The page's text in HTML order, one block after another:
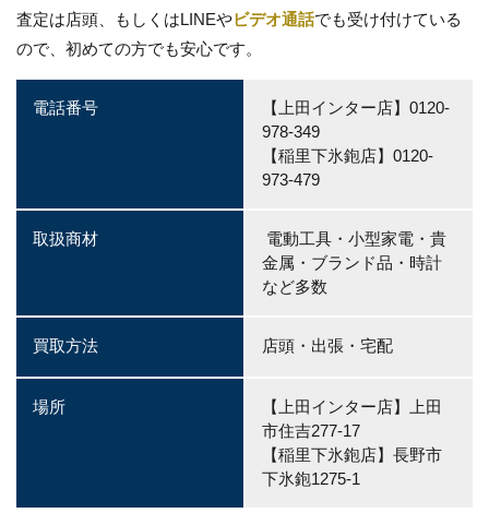
査定は店頭、もしくはLINEやビデオ通話でも受け付けている
ので、初めての方でも安心です。
電話番号
【上田インター店】0120-
978-349
【稲里下氷鉋店】0120-
973-479
取扱商材
電動工具・小型家電・貴
金属・ブランド品・時計
など多数
買取方法 店頭・出張・宅配
場所
【上田インター店】上田
市住吉277-17
【稲里下氷鉋店】長野市
下氷鉋1275-1